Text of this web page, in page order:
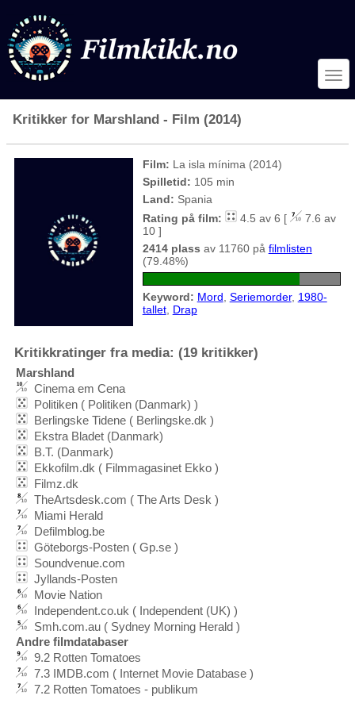
Kritikker for Marshland - Film (2014)
Film: La isla mínima (2014)
Spilletid: 105 min
Land: Spania
Rating på film:
4.5 av 6 [
7.6 av
10 ]
2414 plass av 11760 på filmlisten
(79.48%)
Keyword: Mord Seriemorder, 1980-
tallet, Drap
Kritikkratinger fra media: (19 kritikker)
Marshland
Cinema em Cena
Politiken ( Politiken (Danmark) )
Berlingske Tidene ( Berlingske.dk )
Ekstra Bladet (Danmark)
B.T. (Danmark)
Ekkofilm.dk ( Filmmagasinet Ekko )
Filmz.dk
TheArtsdesk.com ( The Arts Desk )
Miami Herald
Defilmblog.be
Göteborgs-Posten ( Gp.se )
Soundvenue.com
Jyllands-Posten
Movie Nation
Independent.co.uk ( Independent (UK) )
Smh.com.au ( Sydney Morning Herald )
Andre filmdatabaser
9.2 Rotten Tomatoes
7.3 IMDB.com ( Internet Movie Database )
7.2 Rotten Tomatoes - publikum